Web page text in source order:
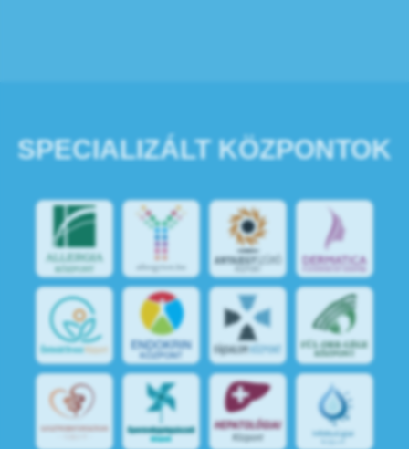
SPECIALIZÁLT KÖZPONTOK